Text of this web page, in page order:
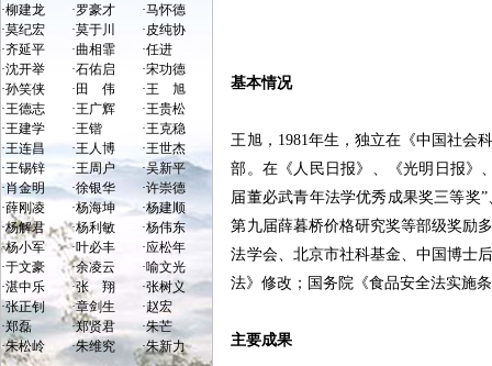
·柳建龙 ·罗豪才 ·马怀德
·莫纪宏 ·莫于川 ·皮纯协
·齐延平 ·曲相霏 ·任进
·沈开举 ·石佑启 ·宋功德
·孙笑侠 · 田 伟 ·王 旭
·王德志 ·王广辉 ·王贵松
·王建学 ·王锴 ·王克稳
·王连昌 ·王人博 ·王世杰
·王锡锌 ·王周户 ·吴新平
·肖金明 ·徐银华 ·许崇德
·薛刚凌 ·杨海坤 ·杨建顺
·杨解君 ·杨利敏 ·杨伟东
·杨小军 ·叶必丰 ·应松年
·于文豪 ·余凌云 ·喻文光
·湛中乐 ·张 翔 ·张树义
·张正钊 ·章剑生 ·赵宏
·郑磊 ·郑贤君 ·朱芒
·朱松岭 ·朱维究 ·朱新力
基本情况
王旭， 1981年生，独立在《中国社会
部。在《人民日报》、《光明日报》
届董必武青年法学优秀成果奖三等奖
第九届薛暮桥价格研究奖等部级奖励
法学会、北京市社科基金、中国博士
法》修改；国务院《食品安全法实施
主要成果